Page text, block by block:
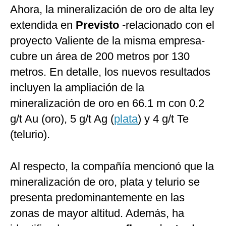
Ahora, la mineralización de oro de alta ley
extendida en Previsto -relacionado con el
proyecto Valiente de la misma empresa-
cubre un área de 200 metros por 130
metros. En detalle, los nuevos resultados
incluyen la ampliación de la
mineralización de oro en 66.1 m con 0.2
g/t Au (oro), 5 g/t Ag (plata) y 4 g/t Te
(telurio).
Al respecto, la compañía mencionó que la
mineralización de oro, plata y telurio se
presenta predominantemente en las
zonas de mayor altitud. Además, ha